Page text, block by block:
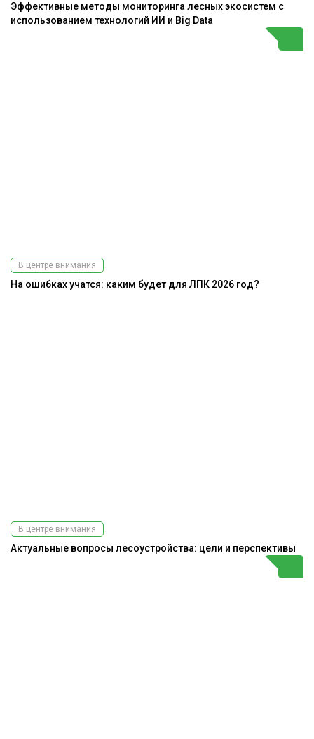
Эффективные методы мониторинга лесных экосистем с
использованием технологий ИИ и Big Data
В центре внимания
На ошибках учатся: каким будет для ЛПК 2026 год?
В центре внимания
Актуальные вопросы лесоустройства: цели и перспективы